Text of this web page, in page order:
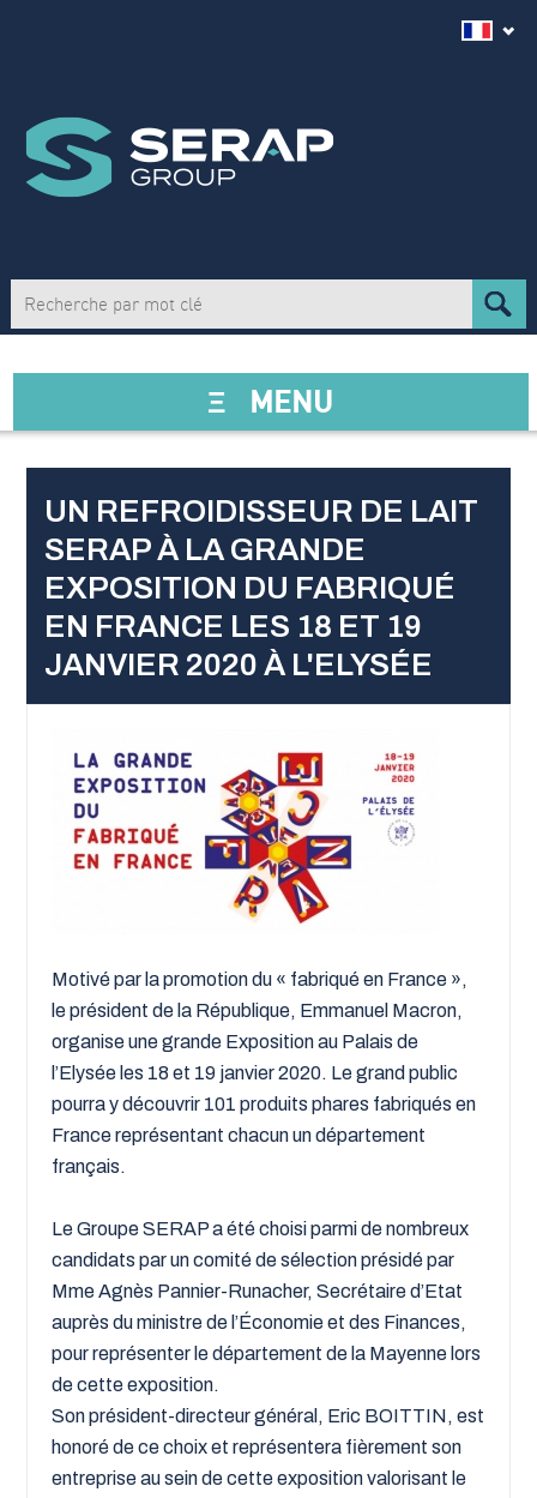
Ξ MENU
UN REFROIDISSEUR DE LAIT
SERAP À LA GRANDE
EXPOSITION DU FABRIQUÉ
EN FRANCE LES 18 ET 19
JANVIER 2020 À L'ELYSÉE
Motivé par la promotion du « fabriqué en France »,
le président de la République, Emmanuel Macron,
organise une grande Exposition au Palais de
l’Elysée les 18 et 19 janvier 2020. Le grand public
pourra y découvrir 101 produits phares fabriqués en
France représentant chacun un département
français.
Le Groupe SERAP a été choisi parmi de nombreux
candidats par un comité de sélection présidé par
Mme Agnès Pannier-Runacher, Secrétaire d’Etat
auprès du ministre de l’Économie et des Finances,
pour représenter le département de la Mayenne lors
de cette exposition.
Son président-directeur général, Eric BOITTIN, est
honoré de ce choix et représentera fièrement son
entreprise au sein de cette exposition valorisant le